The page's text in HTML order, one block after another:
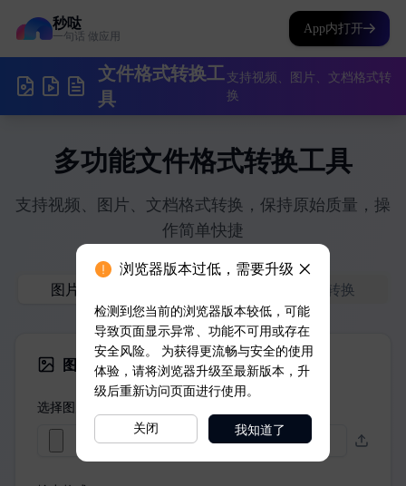
秒哒
一句话 做应用
App内打开
浏览器版本过低，需要升级
检测到您当前的浏览器版本较低，可能
导致页面显示异常、功能不可用或存在
安全风险。 为获得更流畅与安全的使用
体验，请将浏览器升级至最新版本，升
级后重新访问页面进行使用。
关闭 我知道了